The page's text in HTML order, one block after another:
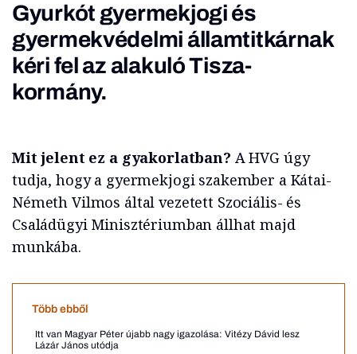
Gyurkót gyermekjogi és
gyermekvédelmi államtitkárnak
kéri fel az alakuló Tisza-
kormány.
Mit jelent ez a gyakorlatban? A HVG úgy
tudja, hogy a gyermekjogi szakember a Kátai-
Németh Vilmos által vezetett Szociális- és
Családügyi Minisztériumban állhat majd
munkába.
Több ebből
Itt van Magyar Péter újabb nagy igazolása: Vitézy Dávid lesz
Lázár János utódja